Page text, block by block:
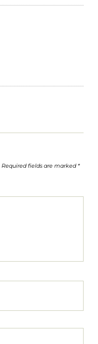
Required fields are marked *